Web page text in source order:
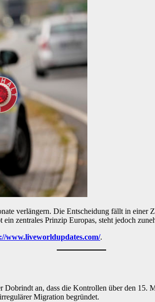
verlängern. Die Entscheidung fällt in
zentrales Prinzip Europas, steht jedoch
www.liveworldupdates.com/.
an, dass die Kontrollen über den 15.
Migration begründet.